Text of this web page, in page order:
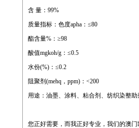
含 量：99%
质量指标：色度apha：≤80
酯含量%：≥98
酸值mgkoh/g：≤0.5
水份(%)：≤0.2
阻聚剂(mehq，ppm)：<200
用途：油墨、涂料、粘合剂、纺织染整
您正好需要，而我正好专业，我们的澳